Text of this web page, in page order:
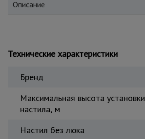
Описание
Технические характеристики
Бренд
Максимальная высота установки
настила, м
Настил без люка